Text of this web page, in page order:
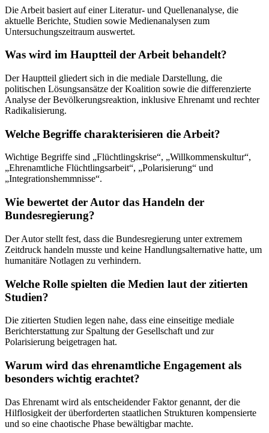
Die Arbeit basiert auf einer Literatur- und Quellenanalyse, die
aktuelle Berichte, Studien sowie Medienanalysen zum
Untersuchungszeitraum auswertet.
Was wird im Hauptteil der Arbeit behandelt?
Der Hauptteil gliedert sich in die mediale Darstellung, die
politischen Lösungsansätze der Koalition sowie die differenzierte
Analyse der Bevölkerungsreaktion, inklusive Ehrenamt und rechter
Radikalisierung.
Welche Begriffe charakterisieren die Arbeit?
Wichtige Begriffe sind „Flüchtlingskrise“, „Willkommenskultur“,
„Ehrenamtliche Flüchtlingsarbeit“, „Polarisierung“ und
„Integrationshemmnisse“.
Wie bewertet der Autor das Handeln der
Bundesregierung?
Der Autor stellt fest, dass die Bundesregierung unter extremem
Zeitdruck handeln musste und keine Handlungsalternative hatte, um
humanitäre Notlagen zu verhindern.
Welche Rolle spielten die Medien laut der zitierten
Studien?
Die zitierten Studien legen nahe, dass eine einseitige mediale
Berichterstattung zur Spaltung der Gesellschaft und zur
Polarisierung beigetragen hat.
Warum wird das ehrenamtliche Engagement als
besonders wichtig erachtet?
Das Ehrenamt wird als entscheidender Faktor genannt, der die
Hilflosigkeit der überforderten staatlichen Strukturen kompensierte
und so eine chaotische Phase bewältigbar machte.